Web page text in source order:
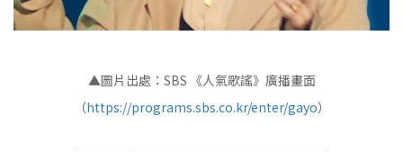
▲圖片出處：SBS 《人氣歌謠》廣播畫面
（https://programs.sbs.co.kr/enter/gayo）